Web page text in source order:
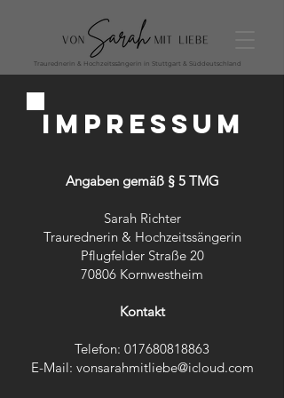
Traurednerin & Hochzeitssängerin in Stuttgart & Süddeutschland
IMPRESSUM
Angaben gemäß § 5 TMG
Sarah Richter
Traurednerin & Hochzeitssängerin
Pflugfelder Straße 20
70806 Kornwestheim
Kontakt
Telefon: 017680818863
E-Mail: vonsarahmitliebe@icloud.com